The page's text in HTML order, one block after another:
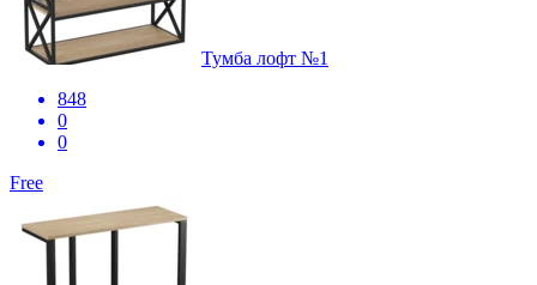
Тумба лофт №1
848
0
0
Free